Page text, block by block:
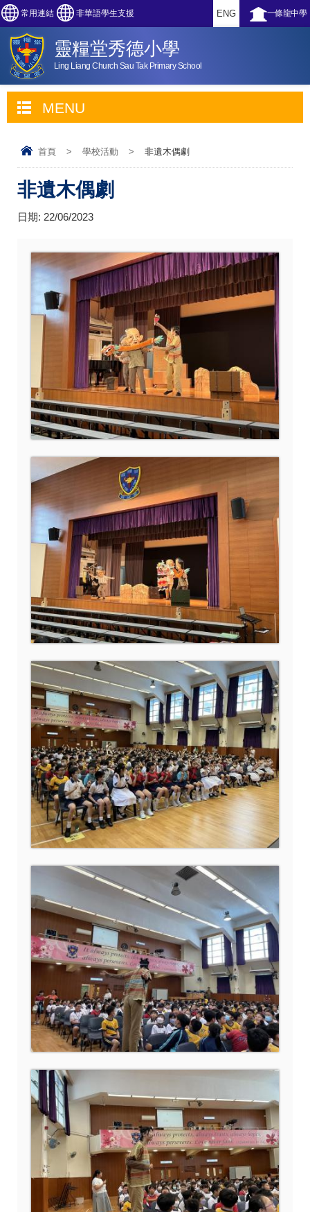
常用連結 非華語學生支援 一條龍中學
ENG
靈糧堂秀德小學
Ling Liang Church Sau Tak Primary School
MENU
首頁 > 學校活動 > 非遺木偶劇
非遺木偶劇
日期: 22/06/2023